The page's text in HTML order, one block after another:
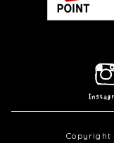
Copyright